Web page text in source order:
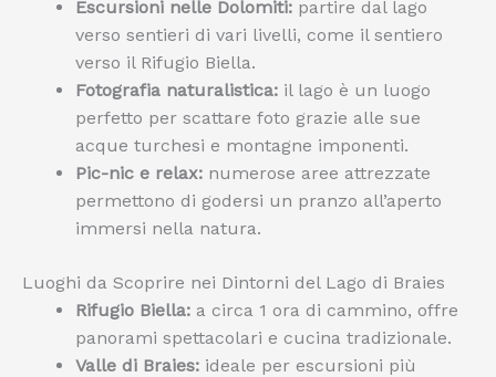
Escursioni nelle Dolomiti: partire dal lago
verso sentieri di vari livelli, come il sentiero
verso il Rifugio Biella.
Fotografia naturalistica: il lago è un luogo
perfetto per scattare foto grazie alle sue
acque turchesi e montagne imponenti.
Pic-nic e relax: numerose aree attrezzate
permettono di godersi un pranzo all’aperto
immersi nella natura.
Luoghi da Scoprire nei Dintorni del Lago di Braies
Rifugio Biella: a circa 1 ora di cammino, offre
panorami spettacolari e cucina tradizionale.
Valle di Braies: ideale per escursioni più